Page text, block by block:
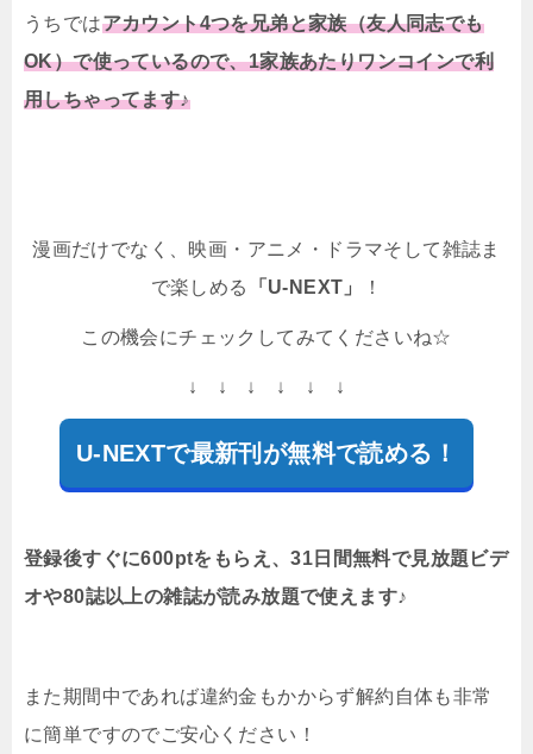
うちではアカウント4つを兄弟と家族（友人同志でも
OK）で使っているので、1家族あたりワンコインで利
用しちゃってます♪
漫画だけでなく、映画・アニメ・ドラマそして雑誌ま
で楽しめる
「U-NEXT」 ！
この機会にチェックしてみてくださいね☆
↓ ↓ ↓ ↓ ↓ ↓
U-NEXTで最新刊が無料で読める！
登録後すぐに600ptをもらえ、31日間無料で見放題ビデ
オや80誌以上の雑誌が読み放題で使えます♪
また期間中であれば違約金もかからず解約自体も非常
に簡単ですのでご安心ください！